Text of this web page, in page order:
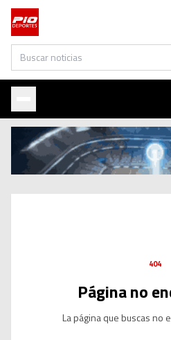
Buscar
404
Página no
La página que buscas no